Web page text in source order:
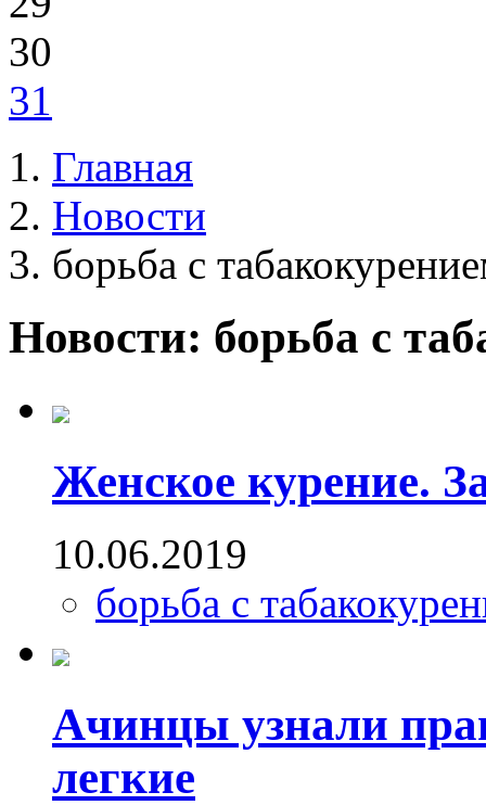
30
31
Главная
Новости
борьба с
Новости: борьба с
Женское курение.
10.06.2019
борьба с
Ачинцы узнали
легкие